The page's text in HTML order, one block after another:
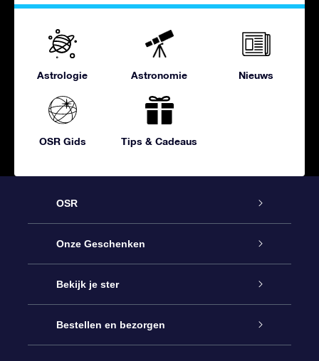
Astrologie Astronomie Nieuws
OSR Gids Tips & Cadeaus
OSR
Service
Contact
Blog
Onze Geschenken
Online Star Gift
OSR Cadeaupakket
Bekijk je ster
Sterrenregister
Bestellen en bezorgen